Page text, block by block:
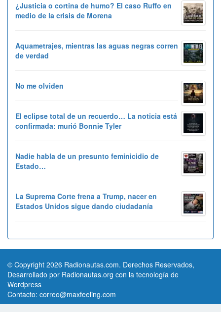
¿Justicia o cortina de humo? El caso Ruffo en
medio de la crisis de Morena
Aquametrajes, mientras las aguas negras corren
de verdad
No me olviden
El eclipse total de un recuerdo… La noticia está
confirmada: murió Bonnie Tyler
Nadie habla de un presunto feminicidio de
Estado…
La Suprema Corte frena a Trump, nacer en
Estados Unidos sigue dando ciudadanía
© Copyright 2026 Radionautas.com. Derechos Reservados,
Desarrollado por Radionautas.org con la tecnología de
Wordpress
Contacto: correo@maxfeeling.com